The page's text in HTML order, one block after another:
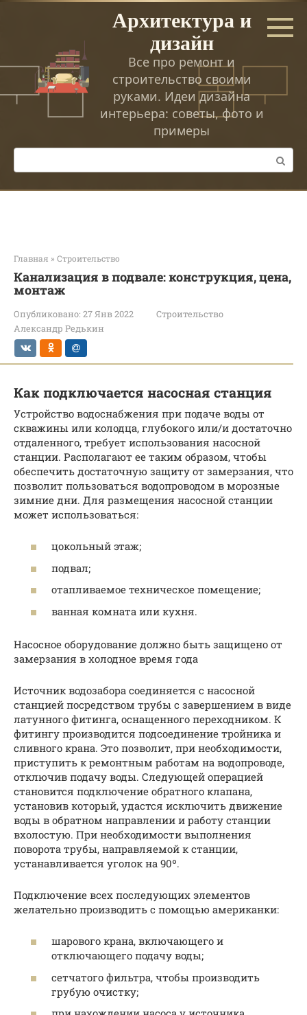
Перейти
Архитектура и
дизайн
Все про ремонт и
строительство своими
руками. Идеи дизайна
интерьера: советы, фото и
примеры
Поиск:
Главная » Строительство
Канализация в подвале: конструкция, цена,
монтаж
Опубликовано: 27 Янв 2022
Строительство
Александр Редькин
Как подключается насосная станция
Устройство водоснабжения при подаче воды от
скважины или колодца, глубокого или/и достаточно
отдаленного, требует использования насосной
станции. Располагают ее таким образом, чтобы
обеспечить достаточную защиту от замерзания, что
позволит пользоваться водопроводом в морозные
зимние дни. Для размещения насосной станции
может использоваться:
цокольный этаж;
подвал;
отапливаемое техническое помещение;
ванная комната или кухня.
Насосное оборудование должно быть защищено от
замерзания в холодное время года
Источник водозабора соединяется с насосной
станцией посредством трубы с завершением в виде
латунного фитинга, оснащенного переходником. К
фитингу производится подсоединение тройника и
сливного крана. Это позволит, при необходимости,
приступить к ремонтным работам на водопроводе,
отключив подачу воды. Следующей операцией
становится подключение обратного клапана,
установив который, удастся исключить движение
воды в обратном направлении и работу станции
вхолостую. При необходимости выполнения
поворота трубы, направляемой к станции,
устанавливается уголок на 90º.
Подключение всех последующих элементов
желательно производить с помощью американки:
шарового крана, включающего и
отключающего подачу воды;
сетчатого фильтра, чтобы производить
грубую очистку;